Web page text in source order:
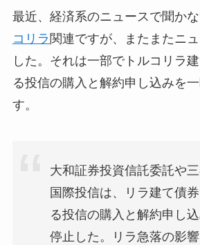
最近、経済系のニュースで聞か
コリラ 関連ですが、またまたニ
した。それは一部でトルコリラ
る投信の購入と解約申し込みを
す。
大和証券投資信託委託や三
国際投信は、リラ建て債
る投信の購入と解約申し
停止した。リラ急落の影